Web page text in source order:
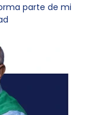
parte de mi